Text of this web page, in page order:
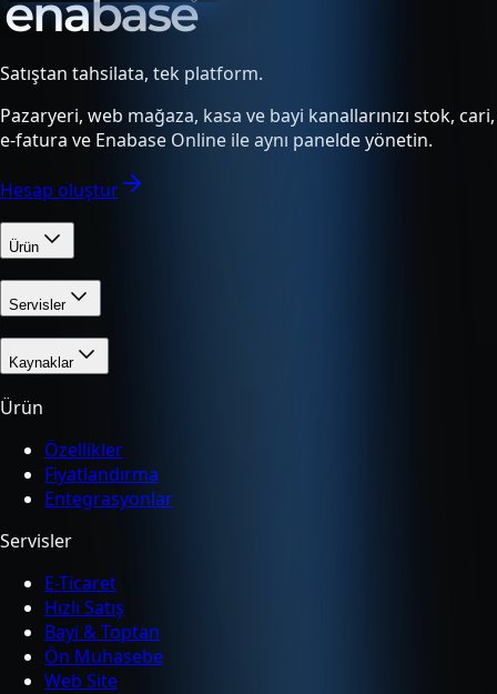
Satıştan tahsilata, tek platform.
Pazaryeri, web mağaza, kasa ve bayi kanallarınızı stok, cari,
e-fatura ve Enabase Online ile aynı panelde yönetin.
Hesap oluştur
Ürün
Servisler
Kaynaklar
Ürün
Özellikler
Fiyatlandırma
Entegrasyonlar
Servisler
E-Ticaret
Hızlı Satış
Bayi & Toptan
Ön Muhasebe
Web Site